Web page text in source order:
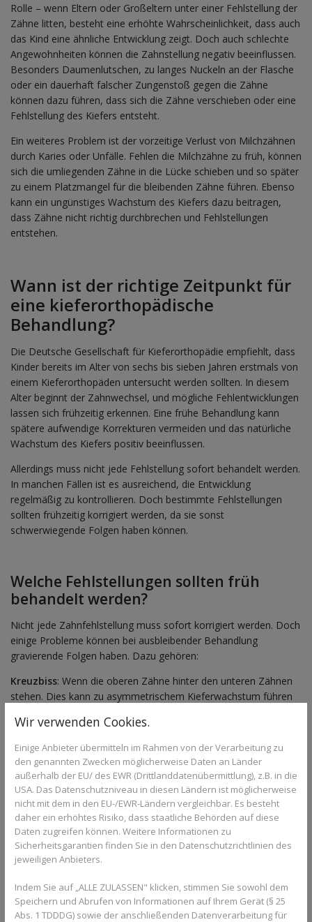
Rolle – wenn Eltern oder Großeltern unter einer Fehlstellung der
Zähne litten, besteht eine erhöhte Wahrscheinlichkeit, dass auch
das Kind eine ähnliche Entwicklung zeigt. Doch auch schlechte
Angewohnheiten können die Zahnstellung negativ beeinflussen.
Besonders Daumenlutschen, zu langes Nuckeln an der Flasche
oder ein dauerhaft falscher Zungenstoß gegen die Zähne
können dazu führen, dass sich die Zähne verschieben oder eine
Fehlstellung des Kiefers entsteht.
Ein weiteres Problem ist der vorzeitige Verlust von Milchzähnen
durch Karies oder Unfälle. Fehlen die Milchzähne zu früh, können
sich die umliegenden Zähne in die Lücke schieben und so später
zu einem Platzmangel für die bleibenden Zähne führen. Ebenso
kann ein ungünstiges Wachstum des Kiefers dazu beitragen,
dass Zähne nicht richtig durchbrechen und Fehlstellungen
entstehen.
Wann ist der richtige Zeitpunkt für
eine kieferorthopädische
Behandlung?
Die Deutsche Gesellschaft für Kieferorthopädie empfiehlt, dass
Kinder bereits im Alter von sechs bis sieben Jahren erstmals von
einem Kieferorthopäden untersucht werden sollten. In diesem
Alter beginnt der Zahnwechsel, und mögliche Fehlentwicklungen
lassen sich frühzeitig erkennen. Eine frühe Behandlung kann
spätere aufwendige Korrekturen vermeiden und das natürliche
Wachstum des Kiefers positiv beeinflussen.
Allerdings muss nicht jede Fehlstellung sofort behandelt werden.
In manchen Fällen ist es ausreichend, die Entwicklung
regelmäßig zu kontrollieren. Doch bestimmte Fehlstellungen
sollten frühzeitig korrigiert werden, da sie sonst
schwerwiegende Folgen haben können.
Welche Fehlstellungen sollten früh
behandelt werden?
Nicht jede Zahnfehlstellung muss sofort korrigiert werden. Doch
einige Probleme können bei ausbleibender Behandlung
gravierende Folgen haben. Dazu gehören:
Kreuzbiss: Wenn die oberen Zähne hinter den unteren Zähnen
stehen. Dies kann zu asymmetrischem Kieferwachstum führen
unteren ragen. Ein ausgeprägter Überbiss kann zu Problemen
beim Abbeißen führen und das Risiko für Verletzungen der
Frontzähne erhöhen.
Platzmangel : Wenn nicht genügend Raum für die bleibenden
Zähne vorhanden ist. Durch eine frühzeitige Behandlung kann
Platz geschaffen werden, um spätere aufwendige
Zahnkorrekturen zu vermeiden.
keinen Kontakt haben. Oft wird dieser durch Daumenlutschen
oder eine falsche Zungenlage verursacht.
Wir verwenden Cookies.
Einige Anbieter übermitteln im Rahmen von der Verarbeitung zu
den genannten Zwecken möglicherweise Daten an Länder
außerhalb der EU/ des EWR (Drittlanddatenübermittlung), z.B. in die
USA. Das Datenschutzniveau in diesen Ländern ist möglicherweise
nicht mit dem in den EU-/EWR-Ländern vergleichbar. Es besteht
daher ein erhöhtes Risiko, dass staatliche Behörden auf diese
Daten zugreifen können. Weitere Informationen zu
Sicherheitsgarantien finden Sie in den Datenschutzrichtlinien des
jeweiligen Anbieters.
Indem Sie auf „ALLE ZULASSEN" klicken, stimmen Sie sowohl dem
Speichern und Abrufen von Informationen auf Ihrem Gerät (§ 25
Abs. 1 TDDDG) sowie der anschließenden Datenverarbeitung für